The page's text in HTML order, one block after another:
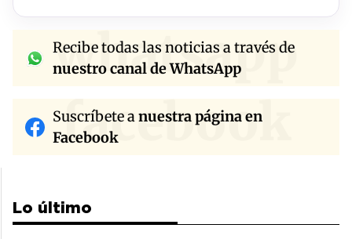
whatsapp
Recibe todas las noticias a través de
nuestro canal de WhatsApp
facebook
Suscríbete anuestra página en
Facebook
Lo último